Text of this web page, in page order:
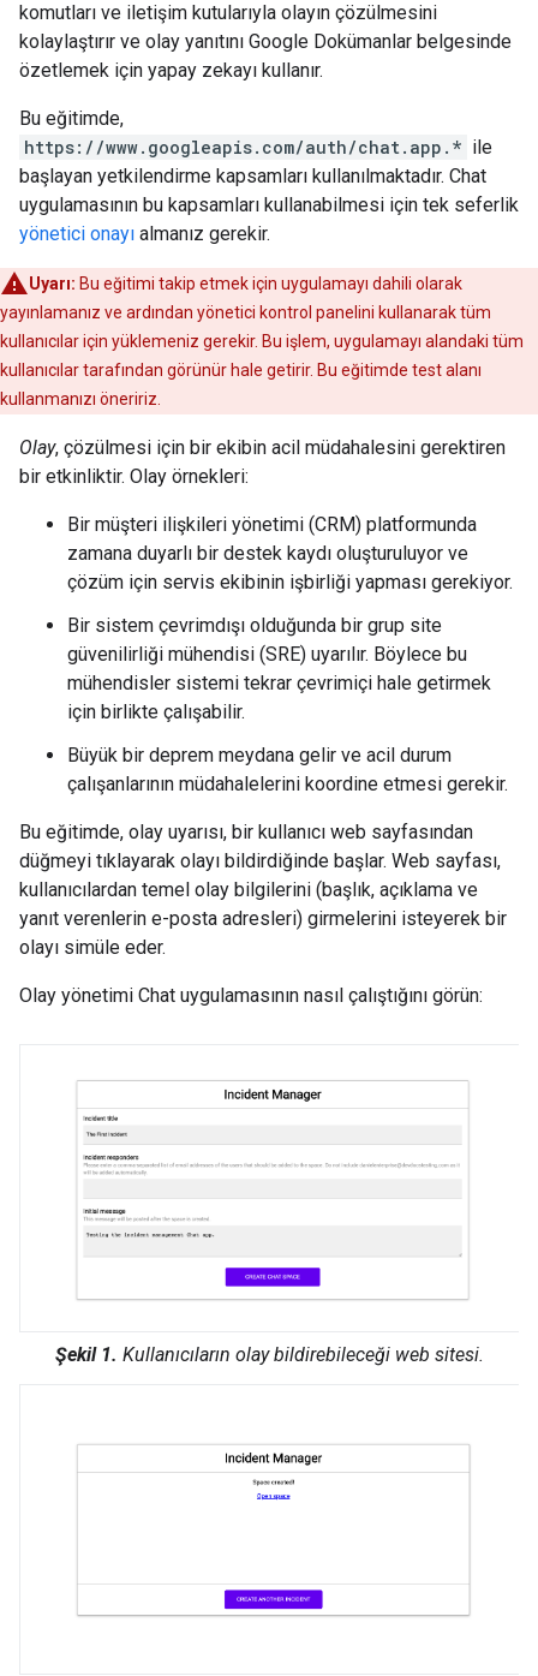
komutları ve iletişim kutularıyla olayın çözülmesini
kolaylaştırır ve olay yanıtını Google Dokümanlar belgesinde
özetlemek için yapay zekayı kullanır.
Bu eğitimde,
https://www.googleapis.com/auth/chat.app.* ile
başlayan yetkilendirme kapsamları kullanılmaktadır. Chat
uygulamasının bu kapsamları kullanabilmesi için tek seferlik
yönetici onayı almanız gerekir.
Uyarı: Bu eğitimi takip etmek için uygulamayı dahili olarak
yayınlamanız ve ardından yönetici kontrol panelini kullanarak tüm
kullanıcılar için yüklemeniz gerekir. Bu işlem, uygulamayı alandaki tüm
kullanıcılar tarafından görünür hale getirir. Bu eğitimde test alanı
kullanmanızı öneririz.
Olay, çözülmesi için bir ekibin acil müdahalesini gerektiren
bir etkinliktir. Olay örnekleri:
Bir müşteri ilişkileri yönetimi (CRM) platformunda
zamana duyarlı bir destek kaydı oluşturuluyor ve
çözüm için servis ekibinin işbirliği yapması gerekiyor.
Bir sistem çevrimdışı olduğunda bir grup site
güvenilirliği mühendisi (SRE) uyarılır. Böylece bu
mühendisler sistemi tekrar çevrimiçi hale getirmek
için birlikte çalışabilir.
Büyük bir deprem meydana gelir ve acil durum
çalışanlarının müdahalelerini koordine etmesi gerekir.
Bu eğitimde, olay uyarısı, bir kullanıcı web sayfasından
düğmeyi tıklayarak olayı bildirdiğinde başlar. Web sayfası,
kullanıcılardan temel olay bilgilerini (başlık, açıklama ve
yanıt verenlerin e-posta adresleri) girmelerini isteyerek bir
olayı simüle eder.
Olay yönetimi Chat uygulamasının nasıl çalıştığını görün:
Şekil 1. Kullanıcıların olay bildirebileceği web sitesi.